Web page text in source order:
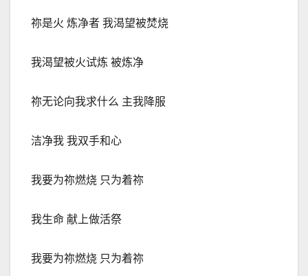
祢是火 炼净者 我渴望被焚烧
我渴望被火试炼 被炼净
祢无论向我求什么 主我降服
洁净我 我双手和心
我要为祢燃烧 只为着祢
我生命 献上做活祭
我要为祢燃烧 只为着祢